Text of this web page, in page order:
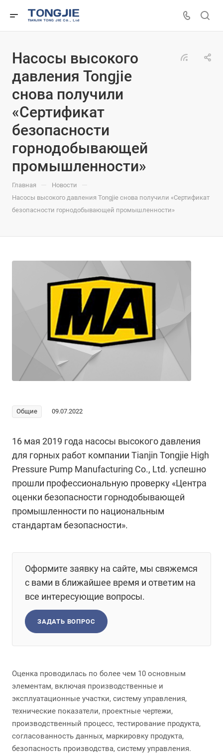
Насосы высокого
давления Tongjie
снова получили
«Сертификат
безопасности
горнодобывающей
промышленности»
Главная — Новости —
Насосы высокого давления Tongjie снова получили «Сертификат
безопасности горнодобывающей промышленности»
Общие 09.07.2022
16 мая 2019 года насосы высокого давления
для горных работ компании Tianjin Tongjie High
Pressure Pump Manufacturing Co., Ltd. успешно
прошли профессиональную проверку «Центра
оценки безопасности горнодобывающей
промышленности по национальным
стандартам безопасности».
Оформите заявку на сайте, мы свяжемся
с вами в ближайшее время и ответим на
все интересующие вопросы.
ЗАДАТЬ ВОПРОС
Оценка проводилась по более чем 10 основным
элементам, включая производственные и
эксплуатационные участки, систему управления,
технические показатели, проектные чертежи,
производственный процесс, тестирование продукта,
согласованность данных, маркировку продукта,
безопасность производства, систему управления.